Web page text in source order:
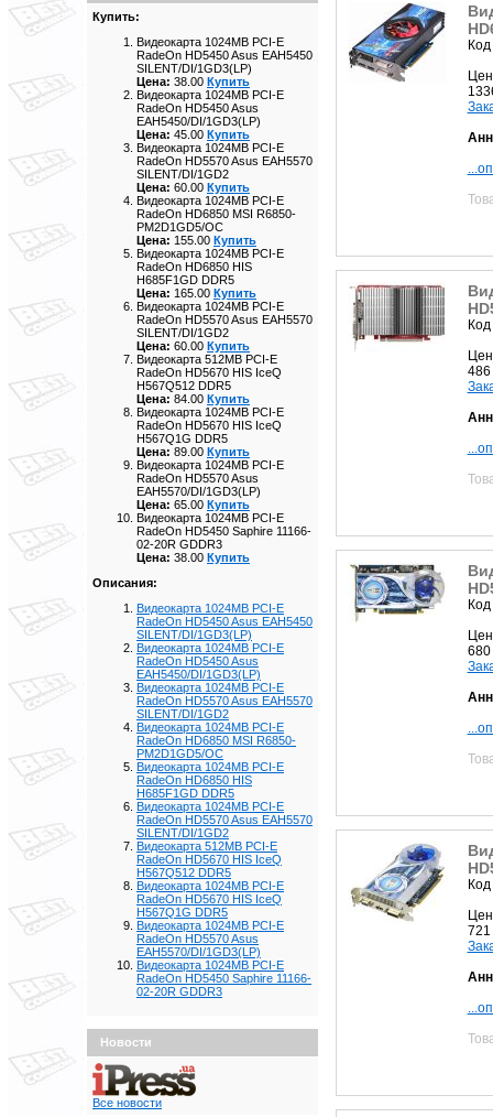
Купить:
Видеокарта 1024MB PCI-E
RadeOn HD5450 Asus EAH5450
SILENT/DI/1GD3(LP)
Цена: 38.00 Купить
Видеокарта 1024MB PCI-E
RadeOn HD5450 Asus
EAH5450/DI/1GD3(LP)
Цена: 45.00 Купить
Видеокарта 1024MB PCI-E
RadeOn HD5570 Asus EAH5570
SILENT/DI/1GD2
Цена: 60.00 Купить
Видеокарта 1024MB PCI-E
RadeOn HD6850 MSI R6850-
PM2D1GD5/OC
Цена: 155.00 Купить
Видеокарта 1024MB PCI-E
RadeOn HD6850 HIS
H685F1GD DDR5
Цена: 165.00 Купить
Видеокарта 1024MB PCI-E
RadeOn HD5570 Asus EAH5570
SILENT/DI/1GD2
Цена: 60.00 Купить
Видеокарта 512MB PCI-E
RadeOn HD5670 HIS IceQ
H567Q512 DDR5
Цена: 84.00 Купить
Видеокарта 1024MB PCI-E
RadeOn HD5670 HIS IceQ
H567Q1G DDR5
Цена: 89.00 Купить
Видеокарта 1024MB PCI-E
RadeOn HD5570 Asus
EAH5570/DI/1GD3(LP)
Цена: 65.00 Купить
Видеокарта 1024MB PCI-E
RadeOn HD5450 Saphire 11166-
02-20R GDDR3
Цена: 38.00 Купить
Описания:
Видеокарта 1024MB PCI-E
RadeOn HD5450 Asus EAH5450
SILENT/DI/1GD3(LP)
Видеокарта 1024MB PCI-E
RadeOn HD5450 Asus
EAH5450/DI/1GD3(LP)
Видеокарта 1024MB PCI-E
RadeOn HD5570 Asus EAH5570
SILENT/DI/1GD2
Видеокарта 1024MB PCI-E
RadeOn HD6850 MSI R6850-
PM2D1GD5/OC
Видеокарта 1024MB PCI-E
RadeOn HD6850 HIS
H685F1GD DDR5
Видеокарта 1024MB PCI-E
RadeOn HD5570 Asus EAH5570
SILENT/DI/1GD2
Видеокарта 512MB PCI-E
RadeOn HD5670 HIS IceQ
H567Q512 DDR5
Видеокарта 1024MB PCI-E
RadeOn HD5670 HIS IceQ
H567Q1G DDR5
Видеокарта 1024MB PCI-E
RadeOn HD5570 Asus
EAH5570/DI/1GD3(LP)
Видеокарта 1024MB PCI-E
RadeOn HD5450 Saphire 11166-
02-20R GDDR3
Новости
Все новости